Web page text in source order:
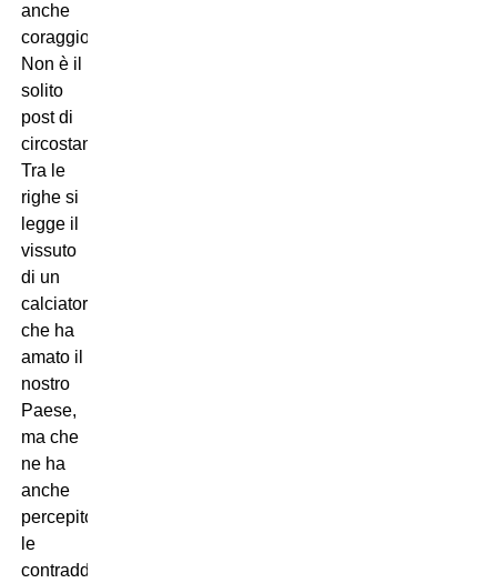
anche
coraggioso.
Non è il
solito
post di
circostanza.
Tra le
righe si
legge il
vissuto
di un
calciatore
che ha
amato il
nostro
Paese,
ma che
ne ha
anche
percepito
le
contraddizioni.